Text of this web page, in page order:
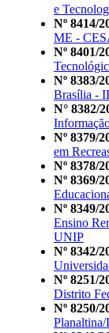
e
Nº 8414/
ME -
Nº 8401/
Nº 8383/
Brasília -
N° 8382/
Nº 8379/
em
Nº 8378/
Nº 8369/
Nº 8349/
Ensino
UNIP
Nº 8342/
Nº 8251/
Distrito
Nº 8250/